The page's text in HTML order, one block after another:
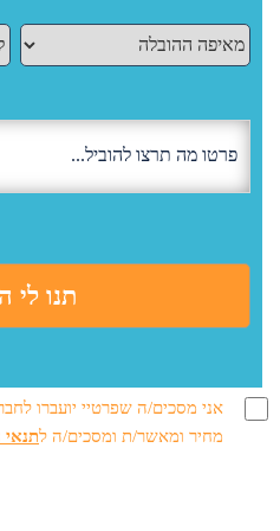
אני מסכים/ה שפרטיי יועברו
מחיר ומאשר/ת ומסכים/ה ל